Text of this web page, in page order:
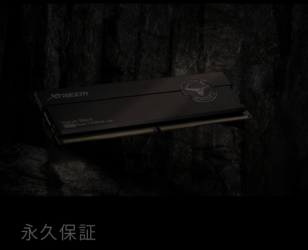
永久保証